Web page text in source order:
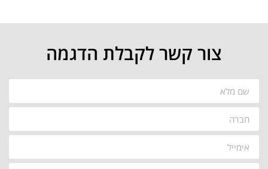
צור קשר לקבלת הדגמה